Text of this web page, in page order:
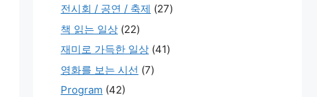
전시회 / 공연 / 축제 (27)
책 읽는 일상 (22)
재미로 가득한 일상 (41)
영화를 보는 시선 (7)
Program (42)